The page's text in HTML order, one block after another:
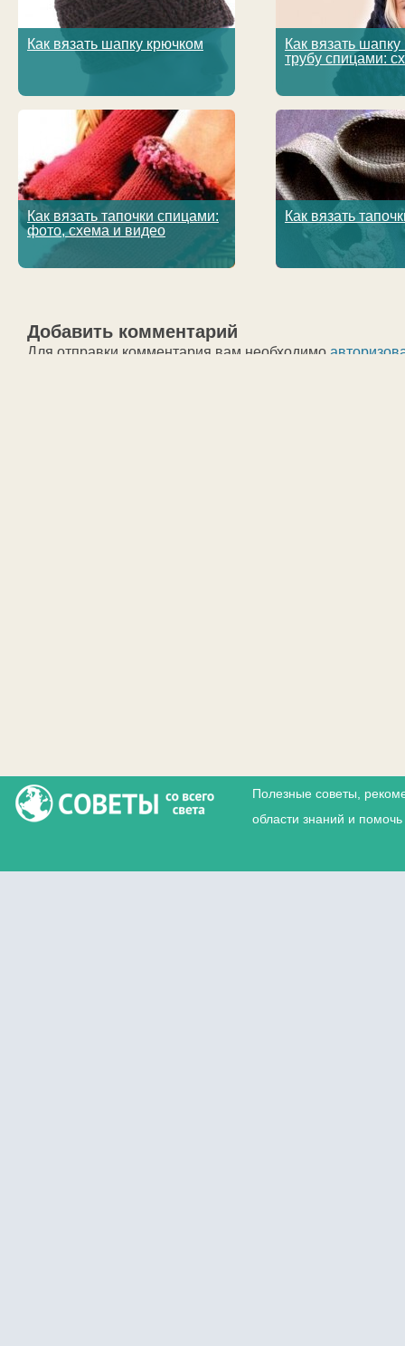
Как вязать шапку крючком
Как вязать
трубу спицами:
Как вязать тапочки спицами:
фото, схема и видео
Как вязать
Добавить комментарий
Для отправки комментария вам необходимо
Полезные советы,
области знаний и